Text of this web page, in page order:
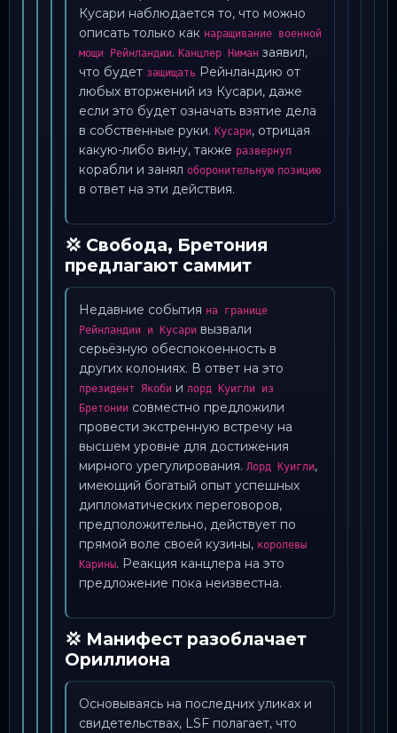
Кусари наблюдается то, что можно
описать только как наращивание военной
мощи Рейнландии. Канцлер Ниман заявил,
что будет защищать Рейнландию от
любых вторжений из Кусари, даже
если это будет означать взятие дела
в собственные руки. Кусари, отрицая
какую-либо вину, также развернул
корабли и занял оборонительную позицию
в ответ на эти действия.
💢 Свобода, Бретония
предлагают саммит
Недавние события на границе
Рейнландии и Кусари вызвали
серьёзную обеспокоенность в
других колониях. В ответ на это
президент Якоби и лорд Куигли из
Бретонии совместно предложили
провести экстренную встречу на
высшем уровне для достижения
мирного урегулирования. Лорд Куигли,
имеющий богатый опыт успешных
дипломатических переговоров,
предположительно, действует по
прямой воле своей кузины, королевы
Карины. Реакция канцлера на это
предложение пока неизвестна.
💢 Манифест разоблачает
Ориллиона
Основываясь на последних уликах и
свидетельствах, LSF полагает, что